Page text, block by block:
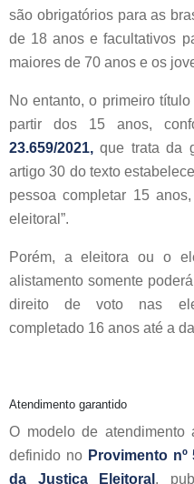
são obrigatórios para as
de 18 anos e facultativos
maiores de 70 anos e os
No entanto, o primeiro
partir dos 15 anos,
23.659/2021, que trata da
artigo 30 do texto
pessoa completar 15
eleitoral”.
Porém, a eleitora ou o
alistamento somente
direito de voto nas
completado 16 anos até a
Atendimento garantido
O modelo de atendimento
definido no Provimento nº
da Justiça Eleitoral ,